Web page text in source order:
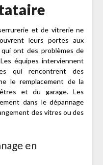
et de vitrerie ne
leurs portes aux
ont des problèmes de
équipes interviennent
qui rencontrent des
le remplacement de la
et du garage. Les
dans le dépannage
des vitres ou des
en